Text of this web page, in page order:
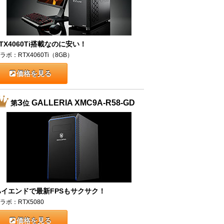
搭載なのに安い！
ボ：RTX4060Ti（8GB）
価格を見る
第3位GALLERIA XMC9A-R58-GD
エンドで最新FPSもサクサク！
ボ：RTX5080
価格を見る